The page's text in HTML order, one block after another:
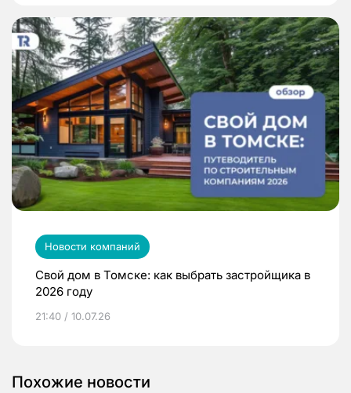
Новости компаний
Свой дом в Томске: как выбрать застройщика в
2026 году
21:40 / 10.07.26
Похожие новости